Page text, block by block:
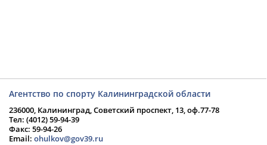
Агентство по спорту Калининградской области
236000, Калининград, Советский проспект, 13, оф.77-78
Тел: (4012) 59-94-39
Факс: 59-94-26
Email: ohulkov@gov39.ru